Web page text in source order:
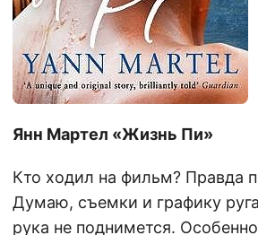
Янн Мартел «Жизнь Пи»
Кто ходил на фильм? Правда
Думаю, съемки и графику
рука не поднимется.